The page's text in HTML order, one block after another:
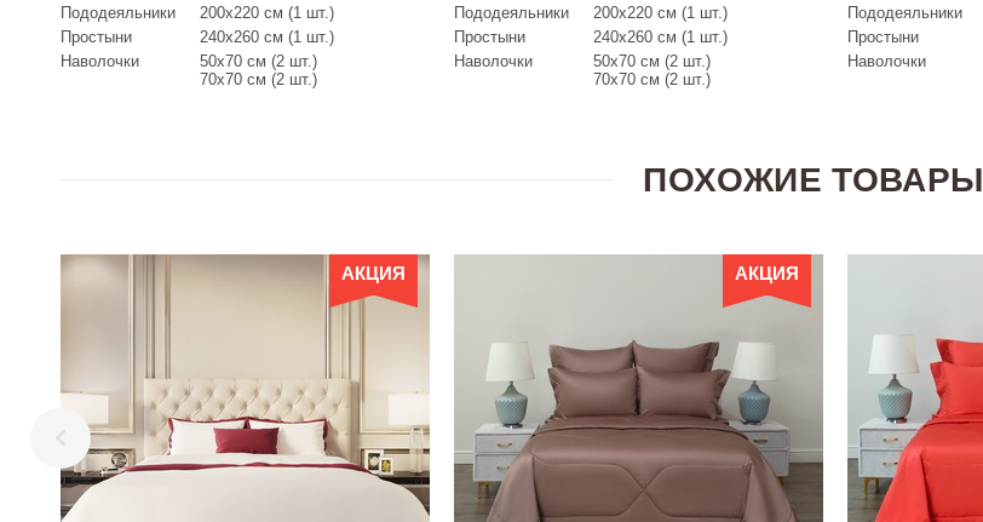
Пододеяльники
200х220 см (1 шт.)
Простыни
240х260 см (1 шт.)
Наволочки
50х70 см (2 шт.)
70х70 см (2 шт.)
Пододеяльники
200х220 см (1 шт.)
Простыни
240х260 см (1 шт.)
Наволочки
50х70 см (2 шт.)
70х70 см (2 шт.)
Пододеяльники
Простыни
Наволочки
ПОХОЖИЕ ТОВАРЫ
АКЦИЯ АКЦИЯ